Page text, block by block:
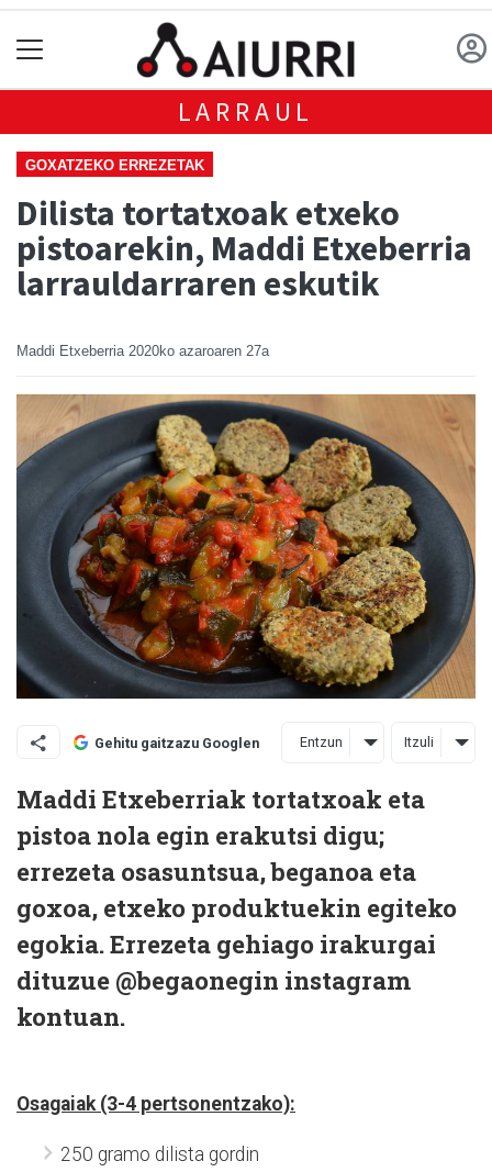
LARRAUL
GOXATZEKO ERREZETAK
Dilista tortatxoak etxeko
pistoarekin, Maddi Etxeberria
larrauldarraren eskutik
Maddi Etxeberria 2020ko azaroaren 27a
Gehitu gaitzazu Googlen Entzun Itzuli
Maddi Etxeberriak tortatxoak eta
pistoa nola egin erakutsi digu;
errezeta osasuntsua, beganoa eta
goxoa, etxeko produktuekin egiteko
egokia. Errezeta gehiago irakurgai
dituzue @begaonegin instagram
kontuan.
Osagaiak (3-4 pertsonentzako):
250 gramo dilista gordin